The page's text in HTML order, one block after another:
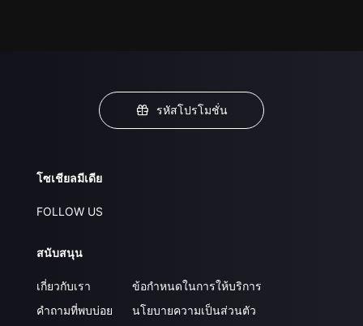
รหัสโปรโมชั่น
โซเชียลมีเดีย
FOLLOW US
สนับสนุน
เกี่ยวกับเรา
คำถามที่พบบ่อย
ข้อกำหนดในการให้บริการ
นโยบายความเป็นส่วนตัว